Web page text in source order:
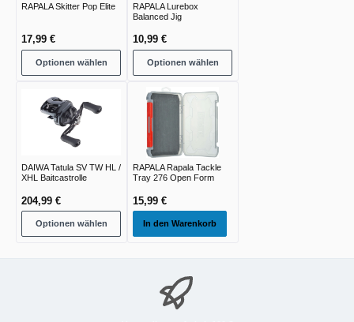
RAPALA Skitter Pop Elite
17,99 €
Optionen wählen
RAPALA Lurebox
Balanced Jig
10,99 €
Optionen wählen
DAIWA Tatula SV TW HL /
XHL Baitcastrolle
204,99 €
Optionen wählen
RAPALA Rapala Tackle
Tray 276 Open Form
15,99 €
In den Warenkorb